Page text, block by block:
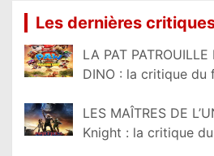
Les dernières
LA PAT
DINO : la critique du
LES MAÎTRES DE
Knight : la critique